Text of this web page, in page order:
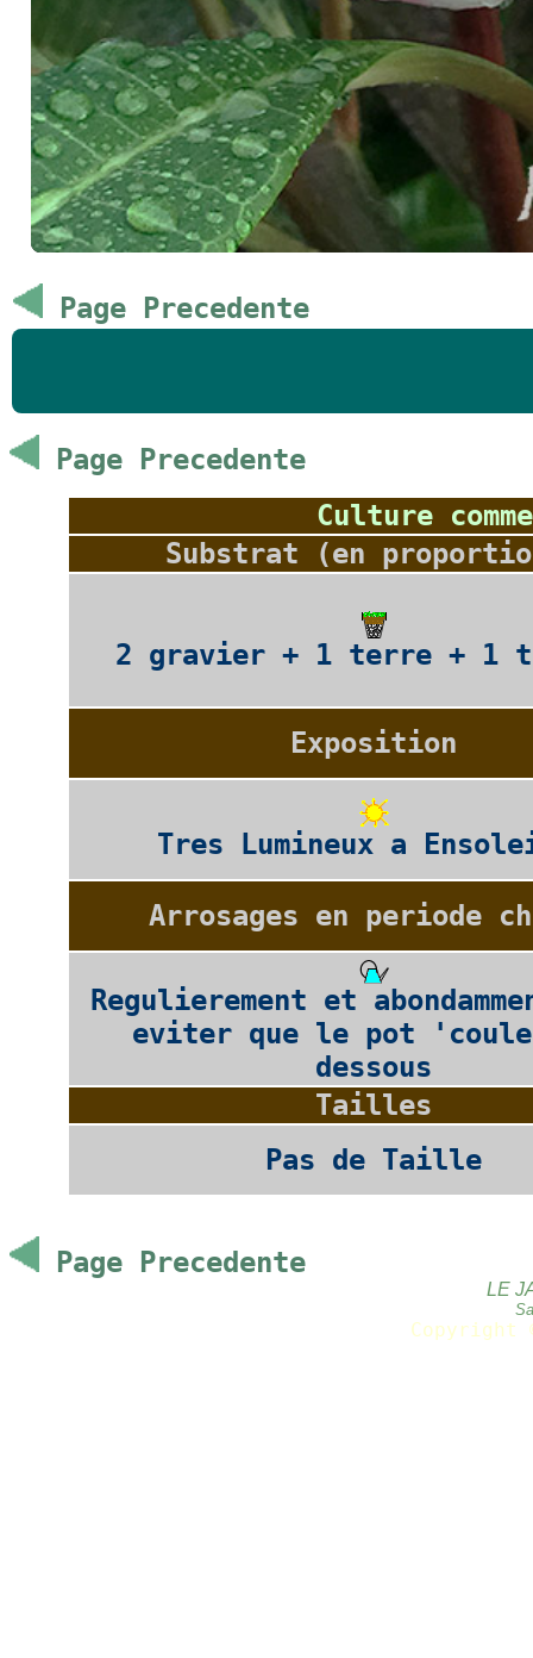
Page Precedente
Page Precedente
Culture
Substrat (en
2 gravier + 1 terre + 1
Exposition
Tres Lumineux a
Arrosages en periode
Regulierement et
eviter que le pot
dessous
Tailles
Pas de Taille
Page Precedente
LE
Copyright